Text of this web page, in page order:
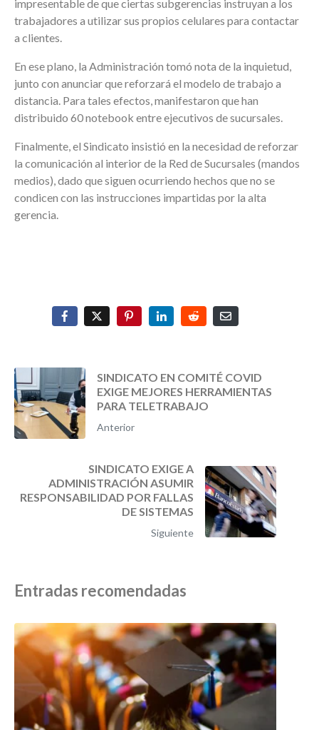
impresentable de que ciertas subgerencias instruyan a los
trabajadores a utilizar sus propios celulares para contactar
a clientes.
En ese plano, la Administración tomó nota de la inquietud,
junto con anunciar que reforzará el modelo de trabajo a
distancia. Para tales efectos, manifestaron que han
distribuido 60 notebook entre ejecutivos de sucursales.
Finalmente, el Sindicato insistió en la necesidad de reforzar
la comunicación al interior de la Red de Sucursales (mandos
medios), dado que siguen ocurriendo hechos que no se
condicen con las instrucciones impartidas por la alta
gerencia.
SINDICATO EN COMITÉ COVID
EXIGE MEJORES HERRAMIENTAS
PARA TELETRABAJO
Anterior
SINDICATO EXIGE A
ADMINISTRACIÓN ASUMIR
RESPONSABILIDAD POR FALLAS
DE SISTEMAS
Siguiente
Entradas recomendadas